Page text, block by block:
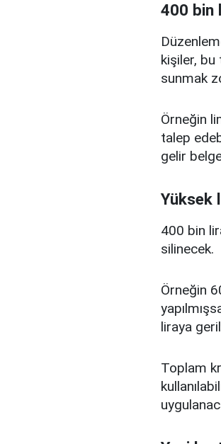
400 bin
kişiler, bu
sunmak
Örneğin
talep
gelir
Yüksek
400 bin
silinecek.
Örneğin
liraya
Toplam